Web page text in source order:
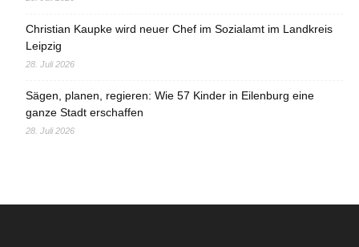
Christian Kaupke wird neuer Chef im Sozialamt im Landkreis
Leipzig
28. Juli 2026
Sägen, planen, regieren: Wie 57 Kinder in Eilenburg eine
ganze Stadt erschaffen
28. Juli 2026